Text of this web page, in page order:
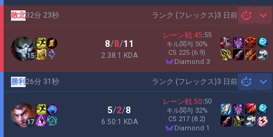
ランク (フレックス)3 日前
敗北32分 23秒
15
8/8/11
2.38:1 KDA
レーン戦 45:55
キル関与 50%
CS 225 (6.9)
diamond 3
ランク (フレックス)3 日前
勝利 26分 31秒
17
5/2/8
6.50:1 KDA
レーン戦 50:50
キル関与 32%
CS 217 (8.2)
diamond 1